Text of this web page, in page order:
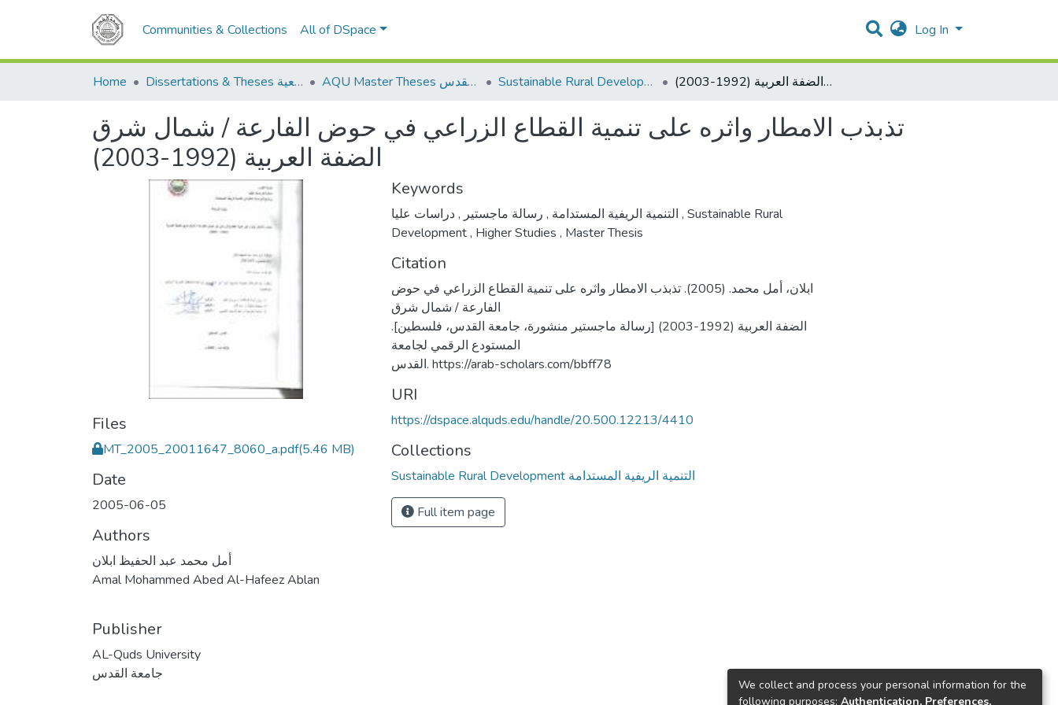
Communities & Collections All of DSpace Log In
Home Dissertations & Theses الرسائل الجامعية AQU Master Theses الرسائل الجامعية الخاصة بجامعة القدس Sustainable Rural Development التنمية الريفية المستدامة تذبذب الامطار واثره على تنمية القطاع الزراعي في حوض الفارعة / شمال شرق الضفة العربية (1992-2003)
تذبذب الامطار واثره على تنمية القطاع الزراعي في حوض الفارعة / شمال شرق
الضفة العربية (1992-2003)
Files
MT_2005_20011647_8060_a.pdf(5.46 MB)
Date
2005-06-05
Authors
أمل محمد عبد الحفيظ ابلان
Amal Mohammed Abed Al-Hafeez Ablan
Publisher
AL-Quds University
جامعة القدس
Keywords
التنمية الريفية المستدامة , رسالة ماجستير , , Sustainable Rural
Development, Higher Studies , Master Thesis
Citation
ابلان، أمل محمد. (2005). تذبذب الامطار واثره على تنمية القطاع الزراعي في حوض
الفارعة / شمال شرق
الضفة العربية (1992-2003) [رسالة ماجستير منشورة، جامعة القدس، فلسطين].
المستودع الرقمي لجامعة
القدس. https://arab-scholars.com/bbff78
URI
https://dspace.alquds.edu/handle/20.500.12213/4410
Collections
Sustainable Rural Development التنمية الريفية المستدامة
Full item page
We collect and process your personal information for the
following purposes: Authentication, Preferences,